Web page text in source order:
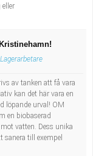
Lagerarbetare
av tanken att få vara
kan det här vara en
löpande urval! OM
en biobaserad
vatten. Dess unika
till exempel